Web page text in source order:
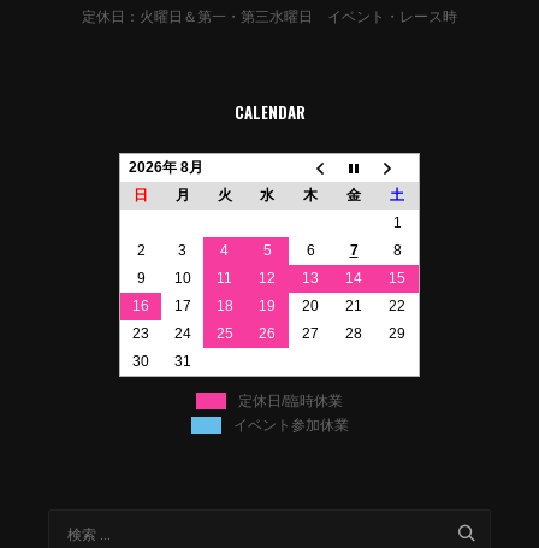
定休日：火曜日＆第一・第三水曜日 イベント・レース時
CALENDAR
2026年 8月
日
月 火 水 木 金
土
1
2
3 4 5 6 7
8
9
10 11 12 13 14
15
16
17 18 19 20 21
22
23
24 25 26 27 28
29
30
31
定休日/臨時休業
イベント参加休業